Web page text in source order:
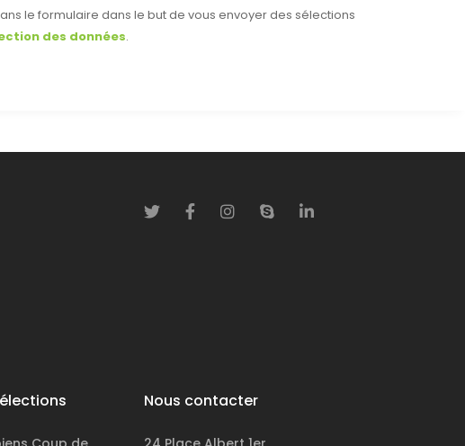
le formulaire dans le but de vous envoyer des sélections
des données.
Nous contacter